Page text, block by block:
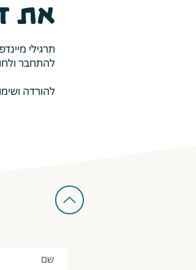
את
תרגילי
להתחבר
להורדה